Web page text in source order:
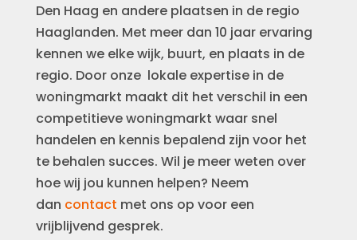
Den Haag en andere plaatsen in de regio
Haaglanden. Met meer dan 10 jaar ervaring
kennen we elke wijk, buurt, en plaats in de
regio. Door onze lokale expertise in de
woningmarkt maakt dit het verschil in een
competitieve woningmarkt waar snel
handelen en kennis bepalend zijn voor het
te behalen succes. Wil je meer weten over
hoe wij jou kunnen helpen? Neem
dan contact met ons op voor een
vrijblijvend gesprek.